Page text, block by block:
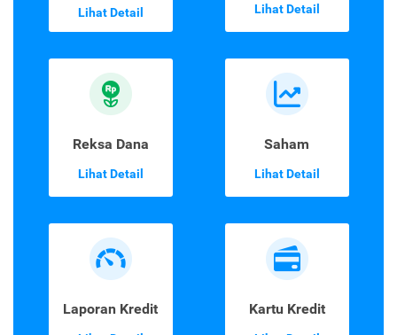
Lihat Detail Lihat Detail
Reksa Dana
Lihat Detail
Saham
Lihat Detail
Laporan Kredit Kartu Kredit